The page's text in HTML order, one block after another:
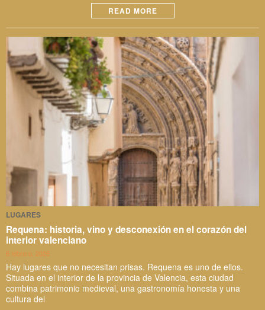
READ MORE
LUGARES
Requena: historia, vino y desconexión en el corazón del
interior valenciano
6 febrero, 2026
Hay lugares que no necesitan prisas. Requena es uno de ellos.
Situada en el interior de la provincia de Valencia, esta ciudad
combina patrimonio medieval, una gastronomía honesta y una
cultura del